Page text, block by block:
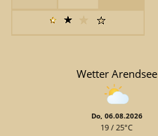
Wetter Arendsee
Do, 06.08.2026
19 / 25°C